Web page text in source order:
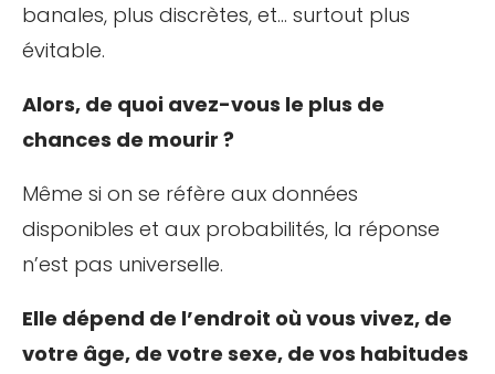
banales, plus discrètes, et… surtout plus
évitable.
Alors, de quoi avez-vous le plus de
chances de mourir ?
Même si on se réfère aux données
disponibles et aux probabilités, la réponse
n’est pas universelle.
Elle dépend de l’endroit où vous vivez, de
votre âge, de votre sexe, de vos habitudes